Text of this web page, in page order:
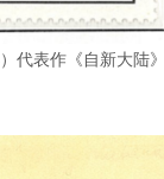
代表作《自新大陆